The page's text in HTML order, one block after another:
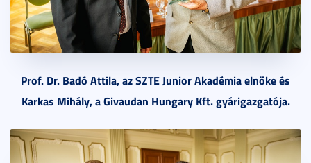
Prof. Dr. Badó Attila, az SZTE Junior Akadémia elnöke és
Karkas Mihály, a Givaudan Hungary Kft. gyárigazgatója.